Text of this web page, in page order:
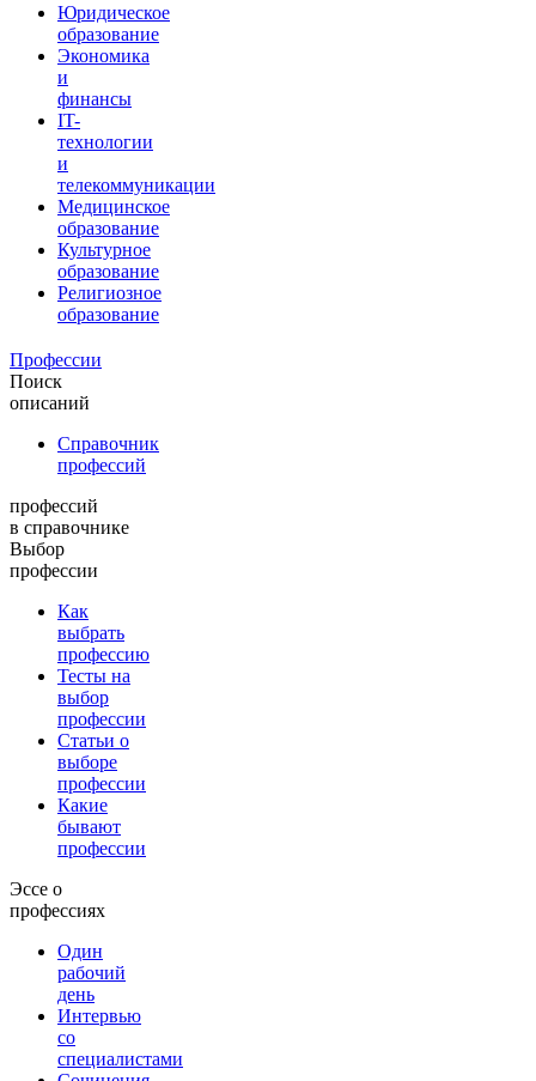
Юридическое
образование
Экономика
и
финансы
IT-
технологии
и
телекоммуникации
Медицинское
образование
Культурное
образование
Религиозное
образование
Профессии
Поиск
описаний
Справочник
профессий
профессий
в справочнике
Выбор
профессии
Как
выбрать
профессию
Тесты на
выбор
профессии
Статьи о
выборе
профессии
Какие
бывают
профессии
Эссе о
профессиях
Один
рабочий
день
Интервью
со
специалистами